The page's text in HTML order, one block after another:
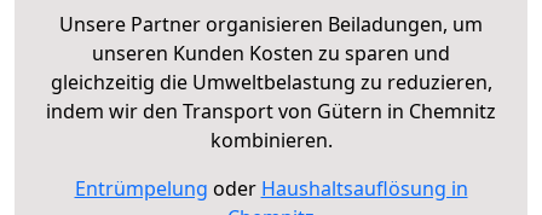
Unsere Partner organisieren Beiladungen, um
unseren Kunden Kosten zu sparen und
gleichzeitig die Umweltbelastung zu reduzieren,
indem wir den Transport von Gütern in Chemnitz
kombinieren.
Entrümpelung oder Haushaltsauflösung in